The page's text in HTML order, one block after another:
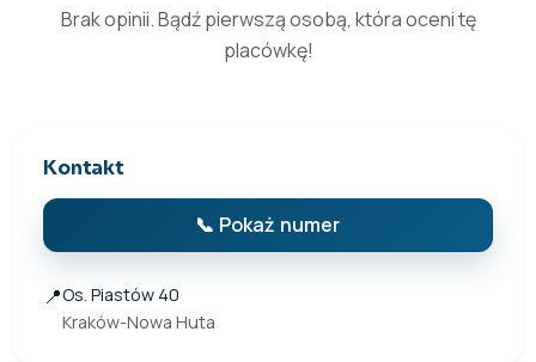
Brak opinii. Bądź pierwszą osobą, która oceni tę
placówkę!
Kontakt
📞 Pokaż numer
📍Os. Piastów 40
Kraków-Nowa Huta